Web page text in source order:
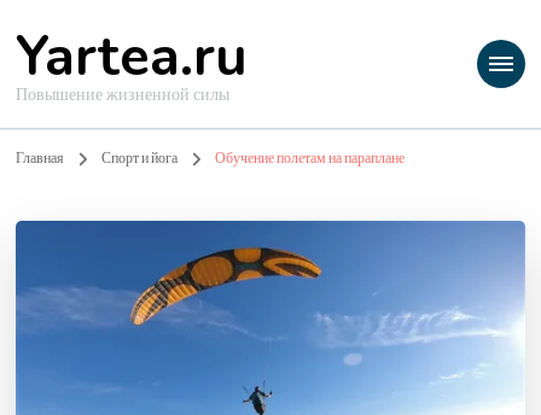
Yartea.ru
Повышение жизненной силы
Главная Спорт и йога Обучение полетам на параплане